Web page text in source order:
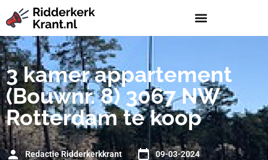
3 kamer appartement
(Bouwnr. 8) 3067 NW
Rotterdam te koop
Redactie Ridderkerkkrant 09-03-2024